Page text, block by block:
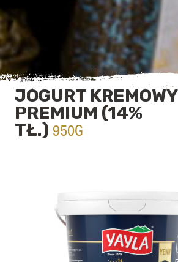
JOGURT KREMOWY
PREMIUM (14%
TŁ.) 950G